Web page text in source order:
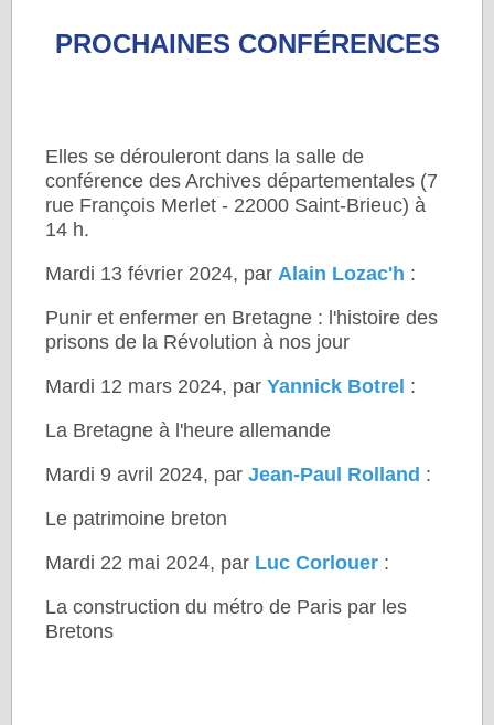
PROCHAINES CONFÉRENCES
Elles se dérouleront dans la salle de
conférence des Archives départementales (7
rue François Merlet - 22000 Saint-Brieuc) à
14 h.
Mardi 13 février 2024, par Alain Lozac'h :
Punir et enfermer en Bretagne : l'histoire des
prisons de la Révolution à nos jour
Mardi 12 mars 2024, par Yannick Botrel :
La Bretagne à l'heure allemande
Mardi 9 avril 2024, par Jean-Paul Rolland :
Le patrimoine breton
Mardi 22 mai 2024, par Luc Corlouer :
La construction du métro de Paris par les
Bretons